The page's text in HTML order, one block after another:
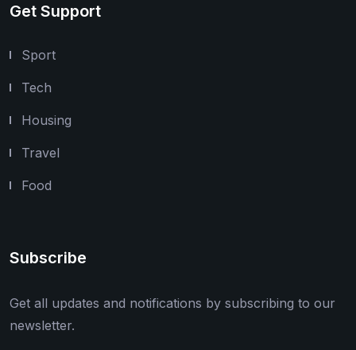
Get Support
Sport
Tech
Housing
Travel
Food
Subscribe
Get all updates and notifications by subscribing to our
newsletter.